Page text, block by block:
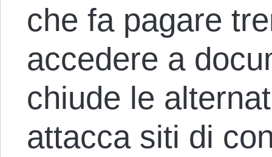
che fa pagare
accedere a
chiude le
attacca siti di